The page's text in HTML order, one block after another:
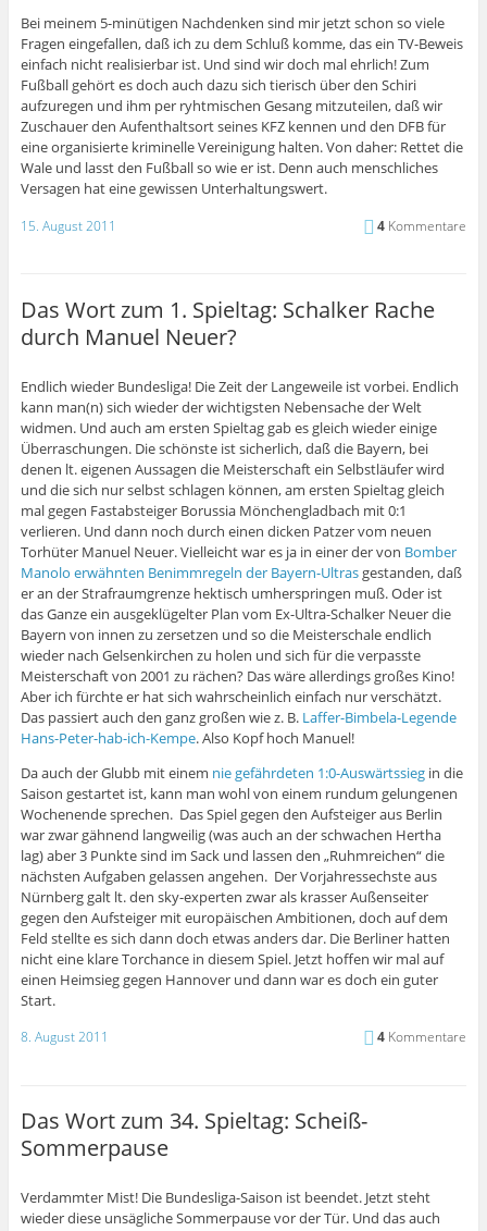
Bei meinem 5-minütigen Nachdenken sind mir jetzt schon so viele
Fragen eingefallen, daß ich zu dem Schluß komme, das ein TV-Beweis
einfach nicht realisierbar ist. Und sind wir doch mal ehrlich! Zum
Fußball gehört es doch auch dazu sich tierisch über den Schiri
aufzuregen und ihm per ryhtmischen Gesang mitzuteilen, daß wir
Zuschauer den Aufenthaltsort seines KFZ kennen und den DFB für
eine organisierte kriminelle Vereinigung halten. Von daher: Rettet die
Wale und lasst den Fußball so wie er ist. Denn auch menschliches
Versagen hat eine gewissen Unterhaltungswert.
15. August 2011 4 Kommentare
Das Wort zum 1. Spieltag: Schalker Rache
durch Manuel Neuer?
Endlich wieder Bundesliga! Die Zeit der Langeweile ist vorbei. Endlich
kann man(n) sich wieder der wichtigsten Nebensache der Welt
widmen. Und auch am ersten Spieltag gab es gleich wieder einige
Überraschungen. Die schönste ist sicherlich, daß die Bayern, bei
denen lt. eigenen Aussagen die Meisterschaft ein Selbstläufer wird
und die sich nur selbst schlagen können, am ersten Spieltag gleich
mal gegen Fastabsteiger Borussia Mönchengladbach mit 0:1
verlieren. Und dann noch durch einen dicken Patzer vom neuen
Torhüter Manuel Neuer. Vielleicht war es ja in einer der von Bomber
Manolo erwähnten Benimmregeln der Bayern-Ultrasgestanden, daß
er an der Strafraumgrenze hektisch umherspringen muß. Oder ist
das Ganze ein ausgeklügelter Plan vom Ex-Ultra-Schalker Neuer die
Bayern von innen zu zersetzen und so die Meisterschale endlich
wieder nach Gelsenkirchen zu holen und sich für die verpasste
Meisterschaft von 2001 zu rächen? Das wäre allerdings großes Kino!
Aber ich fürchte er hat sich wahrscheinlich einfach nur verschätzt.
Das passiert auch den ganz großen wie z. B. Laffer-Bimbela-Legende
Hans-Peter-hab-ich-Kempe. Also Kopf hoch Manuel!
Da auch der Glubb mit einem nie gefährdeten 1:0-Auswärtssiegin die
Saison gestartet ist, kann man wohl von einem rundum gelungenen
Wochenende sprechen. Das Spiel gegen den Aufsteiger aus Berlin
war zwar gähnend langweilig (was auch an der schwachen Hertha
lag) aber 3 Punkte sind im Sack und lassen den „Ruhmreichen“ die
nächsten Aufgaben gelassen angehen. Der Vorjahressechste aus
Nürnberg galt lt. den sky-experten zwar als krasser Außenseiter
gegen den Aufsteiger mit europäischen Ambitionen, doch auf dem
Feld stellte es sich dann doch etwas anders dar. Die Berliner hatten
nicht eine klare Torchance in diesem Spiel. Jetzt hoffen wir mal auf
einen Heimsieg gegen Hannover und dann war es doch ein guter
Start.
8. August 2011 4 Kommentare
Das Wort zum 34. Spieltag: Scheiß-
Sommerpause
Verdammter Mist! Die Bundesliga-Saison ist beendet. Jetzt steht
wieder diese unsägliche Sommerpause vor der Tür. Und das auch